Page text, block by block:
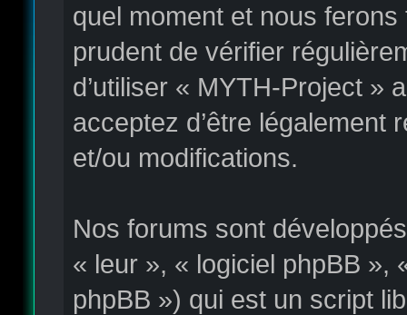
quel moment et nous
prudent de vérifier
d’utiliser « MYTH-Project »
acceptez d’être légalement
et/ou modifications.
Nos forums sont
« leur », « logiciel phpBB »,
phpBB ») qui est un script